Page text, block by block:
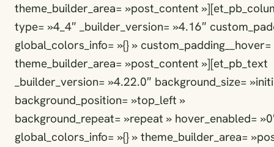
theme_builder_area= »post_content
type= »4_4″ _builder_version= »4.16″
global_colors_info= »{} » custom_padding__hover=
theme_builder_area= »post_content »][et_pb_text
_builder_version= »4.22.0″ background_size=
background_position= »top_left »
background_repeat= »repeat » hover_enabled=
global_colors_info= »{} » theme_builder_area=